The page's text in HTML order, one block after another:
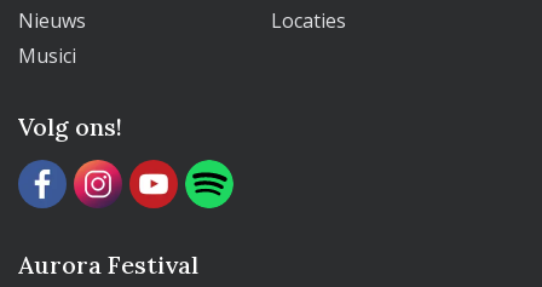
Nieuws
Locaties
Musici
Volg ons!
Aurora Festival